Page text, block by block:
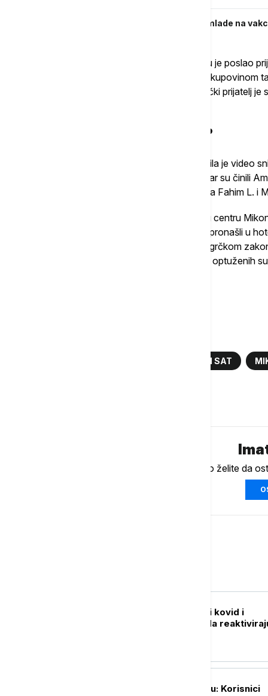
Grčka vaučerom od 150 evra podstiče mlade na
Kao dokaz prosledio je čak i e-mail koji mu je poslao
"super klon". Potom je policija saznala da kupovinom
dobija super klona. U ovom slučaju, američki prijatelj
Šta je bilo sa bandom?
Policija sa Mikonosa odmah ujutru pretražila je video
su optuženi pratili žrtvu u parovima. Prvi par su činili
Švajcarcu, tražeći pravi trenutak, dok su ga Fahim L. i
Nekoliko sati kasnije, policija ih je locirala u centru
koju su nosili prethodne večere, a koju su pronašli u
kontaktirali su Švajcarca kojem su, prema grčkom
sama vrednost kloniranog sata. Četvorica optuženih
RUČNI SAT
Ukoliko želite da
Istraživanje: Teški kovid i
postkovid mogu da
Spotifaja u prekidu: Korisnici